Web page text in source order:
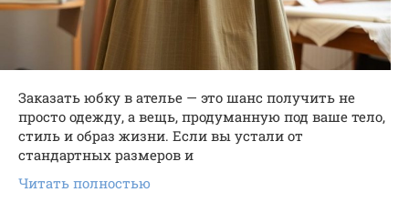
Заказать юбку в ателье — это шанс получить не
просто одежду, а вещь, продуманную под ваше тело,
стиль и образ жизни. Если вы устали от
стандартных размеров и
Читать полностью